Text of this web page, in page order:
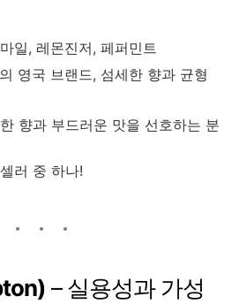
일, 레몬진저, 페퍼민트
영국 브랜드, 섬세한 향과 균형
향과 부드러운 맛을 선호하는 분
러 중 하나!
– 실용성과 가성